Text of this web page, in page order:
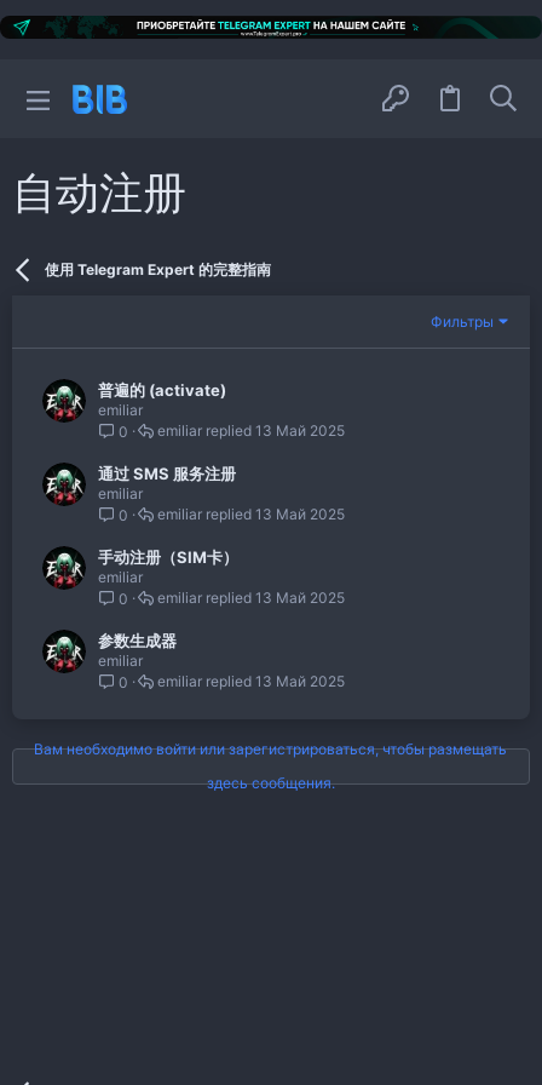
自动注册
使用 Telegram Expert 的完整指南
Фильтры
普遍的 (activate)
emiliar
0
13 Май 2025
emiliar
通过 SMS 服务注册
emiliar
0
13 Май 2025
emiliar
手动注册（SIM卡）
emiliar
0
13 Май 2025
emiliar
参数生成器
emiliar
0
13 Май 2025
emiliar
Вам необходимо войти или зарегистрироваться, чтобы размещать
здесь сообщения.